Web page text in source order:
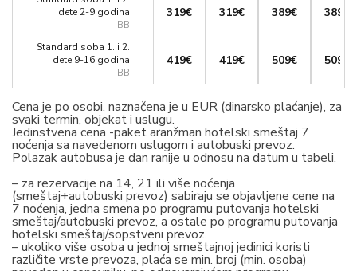
dete 2-9 godina
BB
Standard soba 1. i 2.
dete 9-16 godina
BB
319€
419€
319€
419€
389€
509€
389€
509€
Cena je po osobi, naznačena je u EUR (dinarsko plaćanje), za
svaki termin, objekat i uslugu.
Jedinstvena cena -paket aranžman hotelski smeštaj 7
noćenja sa navedenom uslugom i autobuski prevoz.
Polazak autobusa je dan ranije u odnosu na datum u tabeli.
– za rezervacije na 14, 21 ili više noćenja
(smeštaj+autobuski prevoz) sabiraju se objavljene cene na
7 noćenja, jedna smena po programu putovanja hotelski
smeštaj/autobuski prevoz, a ostale po programu putovanja
hotelski smeštaj/sopstveni prevoz.
– ukoliko više osoba u jednoj smeštajnoj jedinici koristi
različite vrste prevoza, plaća se min. broj (min. osoba)